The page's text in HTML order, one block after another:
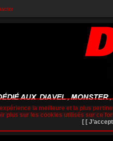
la meilleure et la plus
plus sur les cookies utilisés sur ce
[ [